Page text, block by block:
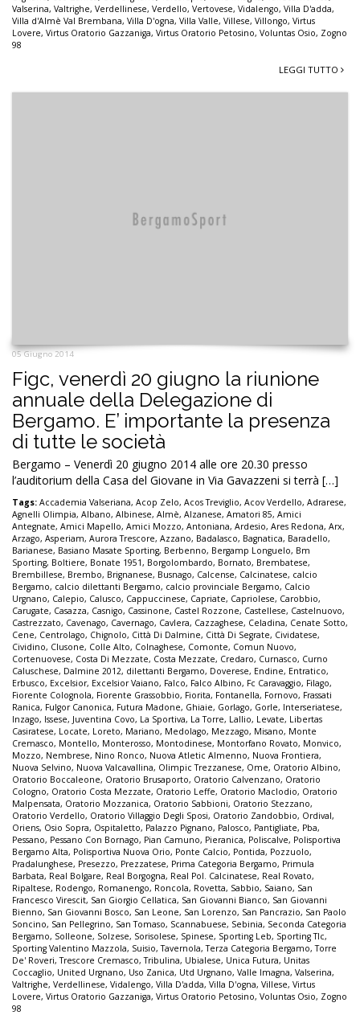
Valserina, Valtrighe, Verdellinese, Verdello, Vertovese, Vidalengo, Villa D'adda,
Villa d'Almè Val Brembana, Villa D'ogna, Villa Valle, Villese, Villongo, Virtus
Lovere, Virtus Oratorio Gazzaniga, Virtus Oratorio Petosino, Voluntas Osio, Zogno
98
LEGGI TUTTO
05 Giugno 2014
Figc, venerdì 20 giugno la riunione
annuale della Delegazione di
Bergamo. E’ importante la presenza
di tutte le società
Bergamo – Venerdì 20 giugno 2014 alle ore 20.30 presso
l’auditorium della Casa del Giovane in Via Gavazzeni si terrà […]
Tags: Accademia Valseriana, Acop Zelo, Acos Treviglio, Acov Verdello, Adrarese,
Agnelli Olimpia, Albano, Albinese, Almè, Alzanese, Amatori 85, Amici
Antegnate, Amici Mapello, Amici Mozzo, Antoniana, Ardesio, Ares Redona, Arx,
Arzago, Asperiam, Aurora Trescore, Azzano, Badalasco, Bagnatica, Baradello,
Barianese, Basiano Masate Sporting, Berbenno, Bergamp Longuelo, Bm
Sporting, Boltiere, Bonate 1951, Borgolombardo, Bornato, Brembatese,
Brembillese, Brembo, Brignanese, Busnago, Calcense, Calcinatese, calcio
Bergamo, calcio dilettanti Bergamo, calcio provinciale Bergamo, Calcio
Urgnano, Calepio, Calusco, Cappuccinese, Capriate, Capriolese, Carobbio,
Carugate, Casazza, Casnigo, Cassinone, Castel Rozzone, Castellese, Castelnuovo,
Castrezzato, Cavenago, Cavernago, Cavlera, Cazzaghese, Celadina, Cenate Sotto,
Cene, Centrolago, Chignolo, Città Di Dalmine, Città Di Segrate, Cividatese,
Cividino, Clusone, Colle Alto, Colnaghese, Comonte, Comun Nuovo,
Cortenuovese, Costa Di Mezzate, Costa Mezzate, Credaro, Curnasco, Curno
Caluschese, Dalmine 2012, dilettanti Bergamo, Doverese, Endine, Entratico,
Erbusco, Excelsior, Excelsior Vaiano, Falco, Falco Albino, Fc Caravaggio, Filago,
Fiorente Colognola, Fiorente Grassobbio, Fiorita, Fontanella, Fornovo, Frassati
Ranica, Fulgor Canonica, Futura Madone, Ghiaie, Gorlago, Gorle, Interseriatese,
Inzago, Issese, Juventina Covo, La Sportiva, La Torre, Lallio, Levate, Libertas
Casiratese, Locate, Loreto, Mariano, Medolago, Mezzago, Misano, Monte
Cremasco, Montello, Monterosso, Montodinese, Montorfano Rovato, Monvico,
Mozzo, Nembrese, Nino Ronco, Nuova Atletic Almenno, Nuova Frontiera,
Nuova Selvino, Nuova Valcavallina, Olimpic Trezzanese, Ome, Oratorio Albino,
Oratorio Boccaleone, Oratorio Brusaporto, Oratorio Calvenzano, Oratorio
Cologno, Oratorio Costa Mezzate, Oratorio Leffe, Oratorio Maclodio, Oratorio
Malpensata, Oratorio Mozzanica, Oratorio Sabbioni, Oratorio Stezzano,
Oratorio Verdello, Oratorio Villaggio Degli Sposi, Oratorio Zandobbio, Ordival,
Oriens, Osio Sopra, Ospitaletto, Palazzo Pignano, Palosco, Pantigliate, Pba,
Pessano, Pessano Con Bornago, Pian Camuno, Pieranica, Poliscalve, Polisportiva
Bergamo Alta, Polisportiva Nuova Orio, Ponte Calcio, Pontida, Pozzuolo,
Pradalunghese, Presezzo, Prezzatese, Prima Categoria Bergamo, Primula
Barbata, Real Bolgare, Real Borgogna, Real Pol. Calcinatese, Real Rovato,
Ripaltese, Rodengo, Romanengo, Roncola, Rovetta, Sabbio, Saiano, San
Francesco Virescit, San Giorgio Cellatica, San Giovanni Bianco, San Giovanni
Bienno, San Giovanni Bosco, San Leone, San Lorenzo, San Pancrazio, San Paolo
Soncino, San Pellegrino, San Tomaso, Scannabuese, Sebinia, Seconda Categoria
Bergamo, Solleone, Solzese, Sorisolese, Spinese, Sporting Leb, Sporting Tlc,
Sporting Valentino Mazzola, Suisio,Tavernola,Terza Categoria Bergamo,Torre
De' Roveri,Trescore Cremasco,Tribulina, Ubialese, Unica Futura, Unitas
Coccaglio, United Urgnano, Uso Zanica, Utd Urgnano, Valle Imagna, Valserina,
Valtrighe, Verdellinese, Vidalengo, Villa D'adda, Villa D'ogna, Villese, Virtus
Lovere, Virtus Oratorio Gazzaniga, Virtus Oratorio Petosino, Voluntas Osio, Zogno
98